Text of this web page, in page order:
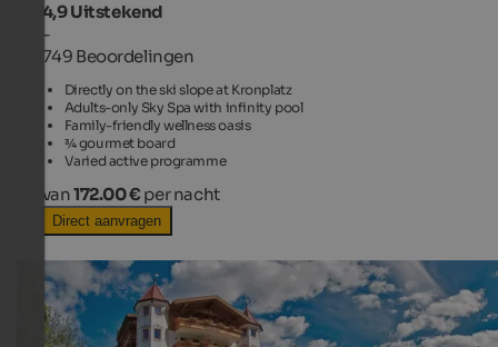
4,9Uitstekend
-
749 Beoordelingen
Directly on the ski slope at Kronplatz
Adults-only Sky Spa with infinity pool
Family-friendly wellness oasis
¾ gourmet board
Varied active programme
van172.00 € per nacht
Direct aanvragen